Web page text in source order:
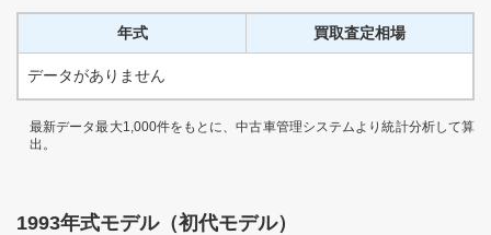
年式 買取査定相場
データがありません
最新データ最大1,000件をもとに、中古車管理システムより統計分析して算
出。
1993年式モデル（初代モデル）